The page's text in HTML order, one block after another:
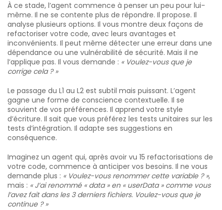
À ce stade, l’agent commence à penser un peu pour lui-
même. Il ne se contente plus de répondre. Il propose. Il
analyse plusieurs options. Il vous montre deux façons de
refactoriser votre code, avec leurs avantages et
inconvénients. Il peut même détecter une erreur dans une
dépendance ou une vulnérabilité de sécurité. Mais il ne
l’applique pas. Il vous demande : « Voulez-vous que je
corrige cela ? »
Le passage du L1 au L2 est subtil mais puissant. L’agent
gagne une forme de conscience contextuelle. Il se
souvient de vos préférences. Il apprend votre style
d’écriture. Il sait que vous préférez les tests unitaires sur les
tests d’intégration. Il adapte ses suggestions en
conséquence.
Imaginez un agent qui, après avoir vu 15 refactorisations de
votre code, commence à anticiper vos besoins. Il ne vous
demande plus : « Voulez-vous renommer cette variable ? »,
mais : « J’ai renommé « data » en « userData » comme vous
l’avez fait dans les 3 derniers fichiers. Voulez-vous que je
continue ? »